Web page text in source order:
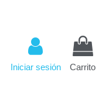
Iniciar sesión Carrito